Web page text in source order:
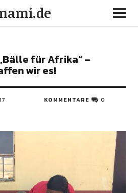
für Afrika“ –
wir es!
KOMMENTARE 0